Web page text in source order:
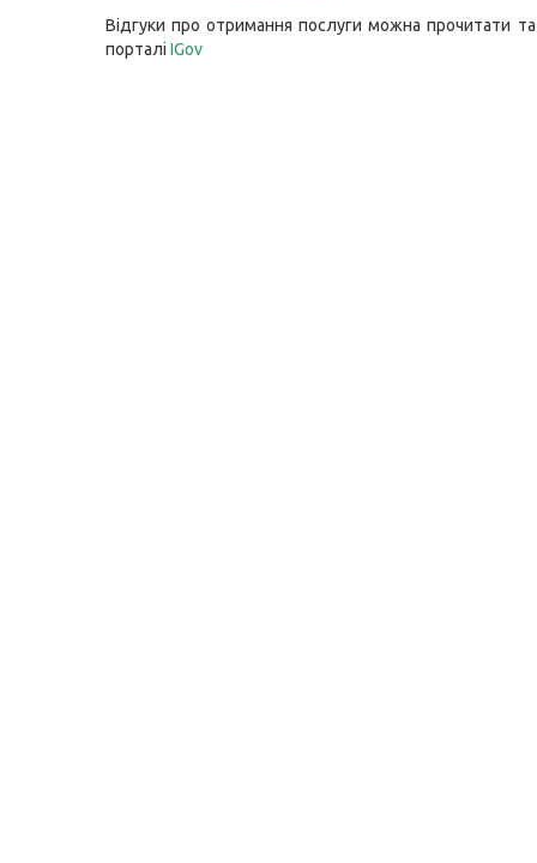
Відгуки про отримання послуги можна прочитати
порталі IGov